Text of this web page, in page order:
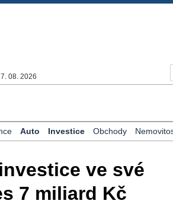
7. 08. 2026
Auto Investice Obchody
ve své
7 miliard Kč